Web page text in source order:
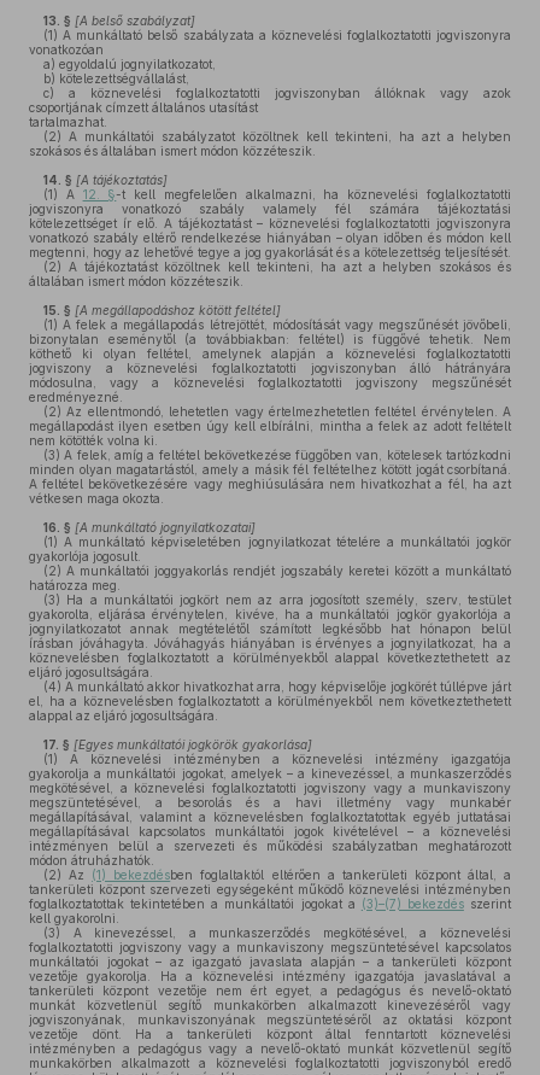
13. § [A belső szabályzat]
(1) A munkáltató belső szabályzata a köznevelési foglalkoztatotti jogviszonyra
vonatkozóan
a) egyoldalú jognyilatkozatot,
b) kötelezettségvállalást,
c) a köznevelési foglalkoztatotti jogviszonyban állóknak vagy azok
csoportjának címzett általános utasítást
tartalmazhat.
(2) A munkáltatói szabályzatot közöltnek kell tekinteni, ha azt a helyben
szokásos és általában ismert módon közzéteszik.
14. § [A tájékoztatás]
(1) A 12. §-t kell megfelelően alkalmazni, ha köznevelési foglalkoztatotti
jogviszonyra vonatkozó szabály valamely fél számára tájékoztatási
kötelezettséget ír elő. A tájékoztatást – köznevelési foglalkoztatotti jogviszonyra
vonatkozó szabály eltérő rendelkezése hiányában – olyan időben és módon kell
megtenni, hogy az lehetővé tegye a jog gyakorlását és a kötelezettség teljesítését.
(2) A tájékoztatást közöltnek kell tekinteni, ha azt a helyben szokásos és
általában ismert módon közzéteszik.
15. § [A megállapodáshoz kötött feltétel]
(1) A felek a megállapodás létrejöttét, módosítását vagy megszűnését jövőbeli,
bizonytalan eseménytől (a továbbiakban: feltétel) is függővé tehetik. Nem
köthető ki olyan feltétel, amelynek alapján a köznevelési foglalkoztatotti
jogviszony a köznevelési foglalkoztatotti jogviszonyban álló hátrányára
módosulna, vagy a köznevelési foglalkoztatotti jogviszony megszűnését
eredményezné.
(2) Az ellentmondó, lehetetlen vagy értelmezhetetlen feltétel érvénytelen. A
megállapodást ilyen esetben úgy kell elbírálni, mintha a felek az adott feltételt
nem kötötték volna ki.
(3) A felek, amíg a feltétel bekövetkezése függőben van, kötelesek tartózkodni
minden olyan magatartástól, amely a másik fél feltételhez kötött jogát csorbítaná.
A feltétel bekövetkezésére vagy meghiúsulására nem hivatkozhat a fél, ha azt
vétkesen maga okozta.
16. § [A munkáltató jognyilatkozatai]
(1) A munkáltató képviseletében jognyilatkozat tételére a munkáltatói jogkör
gyakorlója jogosult.
(2) A munkáltatói joggyakorlás rendjét jogszabály keretei között a munkáltató
határozza meg.
(3) Ha a munkáltatói jogkört nem az arra jogosított személy, szerv, testület
gyakorolta, eljárása érvénytelen, kivéve, ha a munkáltatói jogkör gyakorlója a
jognyilatkozatot annak megtételétől számított legkésőbb hat hónapon belül
írásban jóváhagyta. Jóváhagyás hiányában is érvényes a jognyilatkozat, ha a
köznevelésben foglalkoztatott a körülményekből alappal következtethetett az
eljáró jogosultságára.
(4) A munkáltató akkor hivatkozhat arra, hogy képviselője jogkörét túllépve járt
el, ha a köznevelésben foglalkoztatott a körülményekből nem következtethetett
alappal az eljáró jogosultságára.
17. § [Egyes munkáltatói jogkörök gyakorlása]
(1) A köznevelési intézményben a köznevelési intézmény igazgatója
gyakorolja a munkáltatói jogokat, amelyek – a kinevezéssel, a munkaszerződés
megkötésével, a köznevelési foglalkoztatotti jogviszony vagy a munkaviszony
megszüntetésével, a besorolás és a havi illetmény vagy munkabér
megállapításával, valamint a köznevelésben foglalkoztatottak egyéb juttatásai
megállapításával kapcsolatos munkáltatói jogok kivételével – a köznevelési
intézményen belül a szervezeti és működési szabályzatban meghatározott
módon átruházhatók.
(2) Az (1) bekezdésben foglaltaktól eltérően a tankerületi központ által, a
tankerületi központ szervezeti egységeként működő köznevelési intézményben
foglalkoztatottak tekintetében a munkáltatói jogokat a (3)–(7) bekezdésszerint
kell gyakorolni.
(3) A kinevezéssel, a munkaszerződés megkötésével, a köznevelési
foglalkoztatotti jogviszony vagy a munkaviszony megszüntetésével kapcsolatos
munkáltatói jogokat – az igazgató javaslata alapján – a tankerületi központ
vezetője gyakorolja. Ha a köznevelési intézmény igazgatója javaslatával a
tankerületi központ vezetője nem ért egyet, a pedagógus és nevelő-oktató
munkát közvetlenül segítő munkakörben alkalmazott kinevezéséről vagy
jogviszonyának, munkaviszonyának megszüntetéséről az oktatási központ
vezetője dönt. Ha a tankerületi központ által fenntartott köznevelési
intézményben a pedagógus vagy a nevelő-oktató munkát közvetlenül segítő
munkakörben alkalmazott a köznevelési foglalkoztatotti jogviszonyból eredő